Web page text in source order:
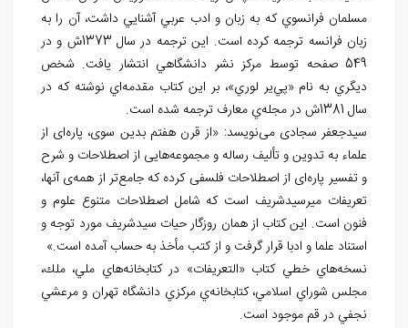
مسلمان فرانسوي كه به زبان و ادب عربي آشنايي داشت، آن را به
زبان فرانسه ترجمه كرده است. اين ترجمه در سال 1373ش و در
549 صفحه توسط مركز نشر دانشگاهي انتشار يافت. شخص
ديگري به نام «پيير لوري»، بر اين كتاب مقدمه‌اي نوشته كه در
سال 1381ش در مجله
ي معارف ترجمه شده است.
سیدجعفر سجادی مینویسد: «از قرن هفتم بدین سوی، پارهای از
علماء به تدوین و تألیف رساله و مجموعههایی از اصطلاحات و شرح
و تفسیر پارهای از اصطلاحات فلسفی کرده که جامعتر از همهیآن‏ها،
تعریفات میرسیدشریف است که شامل اصطلاحات متنوع علوم و
فنون است. این کتاب از همان روزگار حیات سیدشریف مورد توجه و
استناد علما و ادبا قرار گرفت و از کتب مأخذ به حساب آمده است.»
نسخههاي خطي كتاب «التعريفات» در كتابخانههاي ملي، ملك،
مجلس شوراي اسلامي، كتابخانهي مركزي دانشگاه تهران و مرعشي
نجفي در قم موجود است.